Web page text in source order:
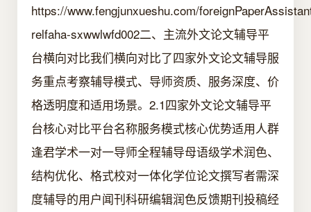
https://www.fengjunxueshu.com/
relfaha-sxwwlwfd002二、主流外文论文辅导平
台横向对比我们横向对比了四家外文论文辅导服
务重点考察辅导模式、导师资质、服务深度、价
格透明度和适用场景。2.1四家外文论文辅导平
台核心对比平台名称服务模式核心优势适用人群
逢君学术一对一导师全程辅导母语级学术润色、
结构优化、格式校对一体化学位论文撰写者需深
度辅导的用户闻刊科研编辑润色反馈期刊投稿经